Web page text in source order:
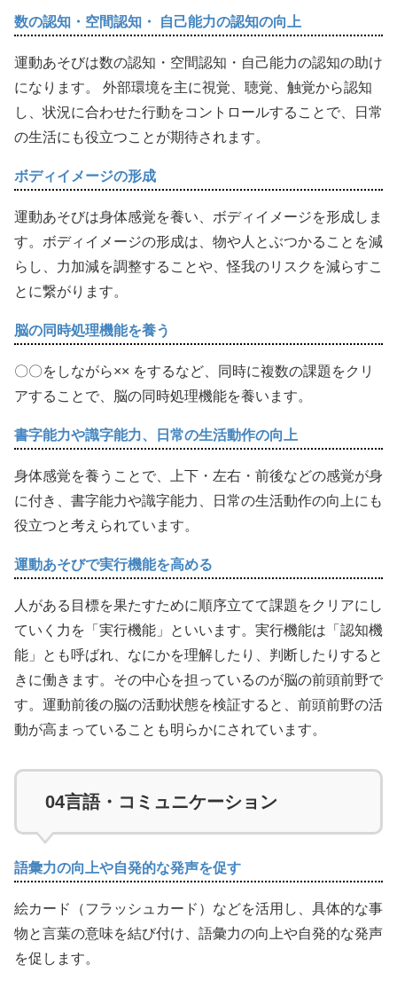
数の認知・空間認知・ 自己能力の認知の向上
運動あそびは数の認知・空間認知・自己能力の認知の助け
になります。 外部環境を主に視覚、聴覚、触覚から認知
し、状況に合わせた行動をコントロールすることで、日常
の生活にも役立つことが期待されます。
ボディイメージの形成
運動あそびは身体感覚を養い、ボディイメージを形成しま
す。ボディイメージの形成は、物や人とぶつかることを減
らし、力加減を調整することや、怪我のリスクを減らすこ
とに繋がります。
脳の同時処理機能を養う
〇〇をしながら×× をするなど、同時に複数の課題をクリ
アすることで、脳の同時処理機能を養います。
書字能力や識字能力、日常の生活動作の向上
身体感覚を養うことで、上下・左右・前後などの感覚が身
に付き、書字能力や識字能力、日常の生活動作の向上にも
役立つと考えられています。
運動あそびで実行機能を高める
人がある目標を果たすために順序立てて課題をクリアにし
ていく力を「実行機能」といいます。実行機能は「認知機
能」とも呼ばれ、なにかを理解したり、判断したりすると
きに働きます。その中心を担っているのが脳の前頭前野で
す。運動前後の脳の活動状態を検証すると、前頭前野の活
動が高まっていることも明らかにされています。
04言語・コミュニケーション
語彙力の向上や自発的な発声を促す
絵カード（フラッシュカード）などを活用し、具体的な事
物と言葉の意味を結び付け、語彙力の向上や自発的な発声
を促します。